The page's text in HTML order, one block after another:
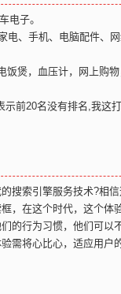
电子。
电、手机、电脑配件、
饭煲，血压计，网上购
前20名没有排名,我这打
搜索引擎服务技术?相
，在这个时代，这个体
的行为习惯，他们可以
需将心比心，适应用户